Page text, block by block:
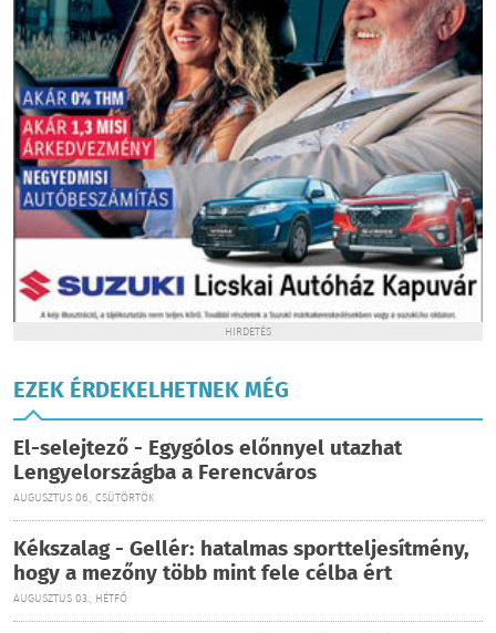
HIRDETÉS
EZEK ÉRDEKELHETNEK MÉG
El-selejtező - Egygólos előnnyel utazhat
Lengyelországba a Ferencváros
AUGUSZTUS 06., CSÜTÖRTÖK
Kékszalag - Gellér: hatalmas sportteljesítmény,
hogy a mezőny több mint fele célba ért
AUGUSZTUS 03., HÉTFŐ